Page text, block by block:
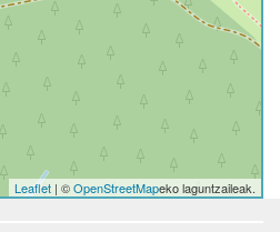
Leaflet | ©OpenStreetMapeko laguntzaileak.